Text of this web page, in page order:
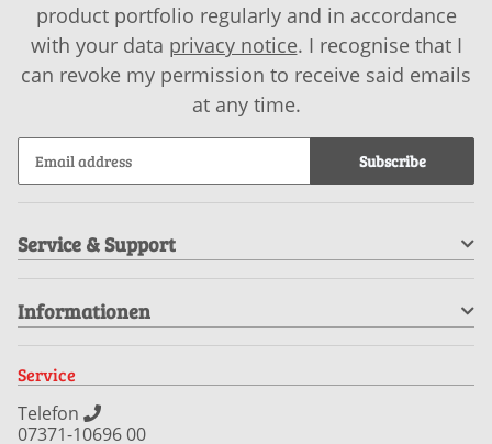
product portfolio regularly and in accordance
with your data privacy notice. I recognise that I
can revoke my permission to receive said emails
at any time.
Subscribe
Service & Support
Informationen
Service
Telefon
07371-10696 00